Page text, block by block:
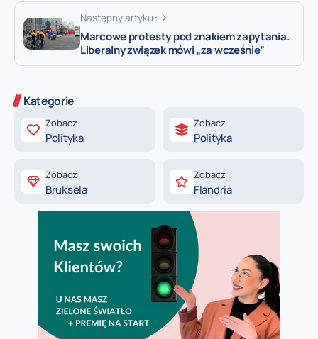
Następny artykuł
Marcowe protesty pod znakiem zapytania.
Liberalny związek mówi „za wcześnie”
Kategorie
Zobacz
Polityka
Zobacz
Polityka
Zobacz
Bruksela
Zobacz
Flandria